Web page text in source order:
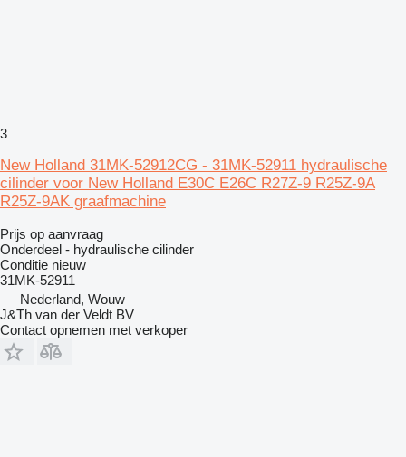
3
New Holland 31MK-52912CG - 31MK-52911 hydraulische
cilinder voor New Holland E30C E26C R27Z-9 R25Z-9A
R25Z-9AK graafmachine
Prijs op aanvraag
Onderdeel - hydraulische cilinder
Conditie nieuw
31MK-52911
Nederland, Wouw
J&Th van der Veldt BV
Contact opnemen met verkoper